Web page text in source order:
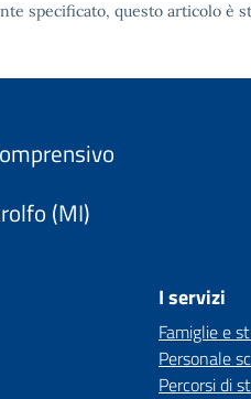
specificato, questo articolo è
(MI)
I servizi
Famiglie e
Personale
Percorsi di